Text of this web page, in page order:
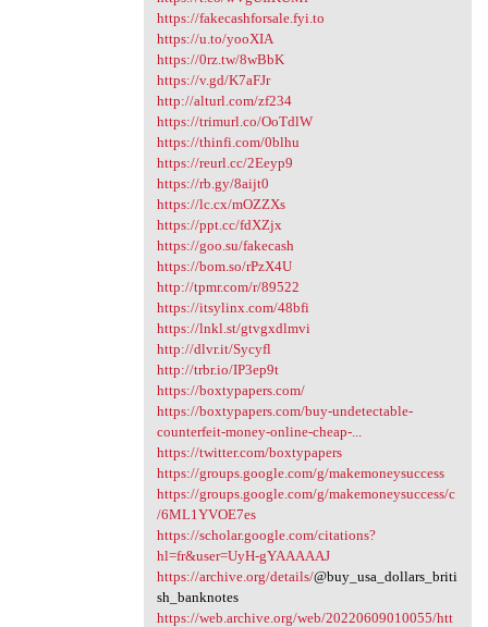
https://fakecashforsale.fyi.to
https://u.to/yooXIA
https://0rz.tw/8wBbK
https://v.gd/K7aFJr
http://alturl.com/zf234
https://trimurl.co/OoTdlW
https://thinfi.com/0blhu
https://reurl.cc/2Eeyp9
https://rb.gy/8aijt0
https://lc.cx/mOZZXs
https://ppt.cc/fdXZjx
https://goo.su/fakecash
https://bom.so/rPzX4U
http://tpmr.com/r/89522
https://itsylinx.com/48bfi
https://lnkl.st/gtvgxdlmvi
http://dlvr.it/Sycyfl
http://trbr.io/IP3ep9t
https://boxtypapers.com/
https://boxtypapers.com/buy-undetectable-
counterfeit-money-online-cheap-...
https://twitter.com/boxtypapers
https://groups.google.com/g/makemoneysuccess
https://groups.google.com/g/makemoneysuccess/c
/6ML1YVOE7es
https://scholar.google.com/citations?
hl=fr&user=UyH-gYAAAAAJ
https://archive.org/details/@buy_usa_dollars_briti
sh_banknotes
https://web.archive.org/web/20220609010055/htt